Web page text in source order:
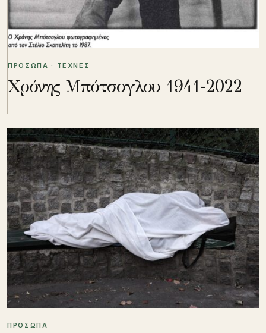
ΠΡΟΣΩΠΑ · ΤΕΧΝΕΣ
Χρόνης Μπότσογλου 1941-2022
ΠΡΟΣΩΠΑ